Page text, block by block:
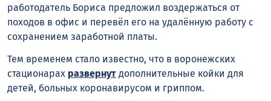
работодатель Бориса предложил воздержаться от
походов в офис и перевёл его на удалённую работу с
сохранением заработной платы.
Тем временем стало известно, что в воронежских
стационарах развернут дополнительные койки для
детей, больных коронавирусом и гриппом.